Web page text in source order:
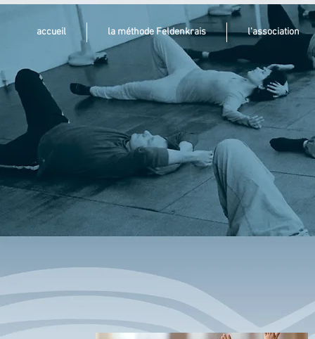
accueil la méthode Feldenkrais l'association